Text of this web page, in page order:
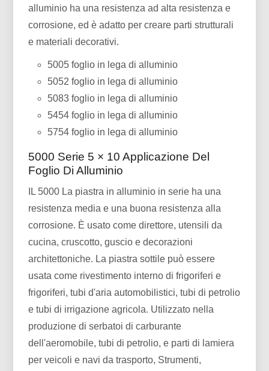
alluminio ha una resistenza ad alta resistenza e
corrosione, ed è adatto per creare parti strutturali
e materiali decorativi.
5005 foglio in lega di alluminio
5052 foglio in lega di alluminio
5083 foglio in lega di alluminio
5454 foglio in lega di alluminio
5754 foglio in lega di alluminio
5000 Serie 5 × 10 Applicazione Del
Foglio Di Alluminio
IL 5000 La piastra in alluminio in serie ha una
resistenza media e una buona resistenza alla
corrosione. È usato come direttore, utensili da
cucina, cruscotto, guscio e decorazioni
architettoniche. La piastra sottile può essere
usata come rivestimento interno di frigoriferi e
frigoriferi, tubi d'aria automobilistici, tubi di petrolio
e tubi di irrigazione agricola. Utilizzato nella
produzione di serbatoi di carburante
dell'aeromobile, tubi di petrolio, e parti di lamiera
per veicoli e navi da trasporto, Strumenti,